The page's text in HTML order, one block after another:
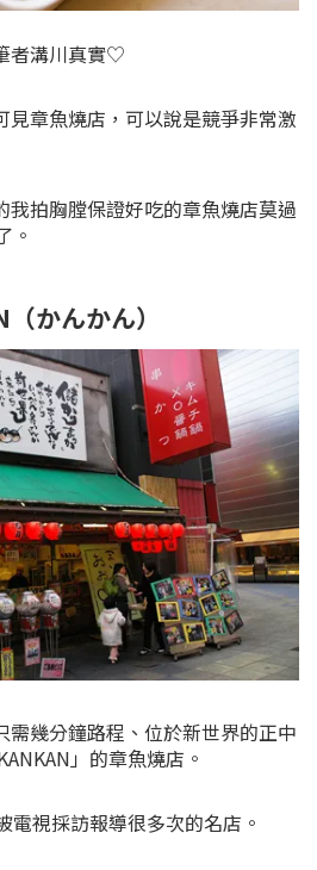
者溝川真實♡
見章魚燒店，可以說是競爭非常激
我拍胸膛保證好吃的章魚燒店莫過
。
かんかん）
需幾分鐘路程、位於新世界的正中
」的章魚燒店。
電視採訪報導很多次的名店。